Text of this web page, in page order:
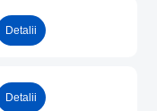
Detalii
Detalii